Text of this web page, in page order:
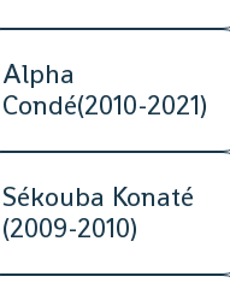
Alpha
Condé(2010-2021)
Sékouba Konaté
(2009-2010)